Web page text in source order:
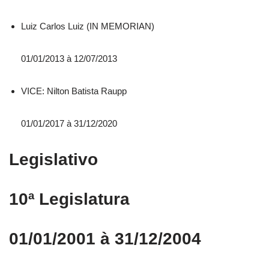
Luiz Carlos Luiz (IN MEMORIAN)
01/01/2013 à 12/07/2013
VICE: Nilton Batista Raupp
01/01/2017 à 31/12/2020
Legislativo
10ª Legislatura
01/01/2001 à 31/12/2004